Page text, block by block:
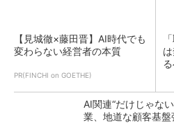
【見城徹×藤田晋】AI時代でも
変わらない経営者の本質
PR(FINCHI on GOETHE)
AI関連“だけじゃな
業、地道な顧客基